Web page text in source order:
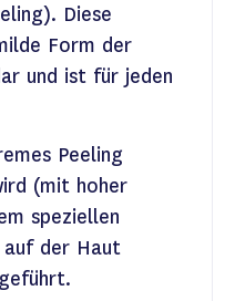
Diese
Form der
und ist für jeden
Peeling
(mit hoher
speziellen
auf der Haut